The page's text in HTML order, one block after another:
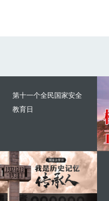
第十一个全民国家安全
教育日